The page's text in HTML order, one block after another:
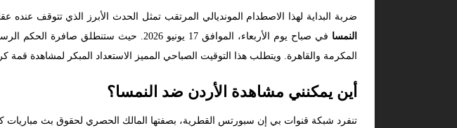
ضربة البداية لهذا الاصطدام المونديالي المرتقب تمثل الحدث الأبرز الذي تتوقف
النمسا
المكرمة والقاهرة. ويتطلب هذا التوقيت الصباحي المميز الاستعداد المبكر لمشاهدة قمة
أين يمكنني مشاهدة الأردن ضد النمسا؟
تنفرد شبكة قنوات بي إن سبورتس القطرية، بصفتها المالك الحصري لحقوق بث